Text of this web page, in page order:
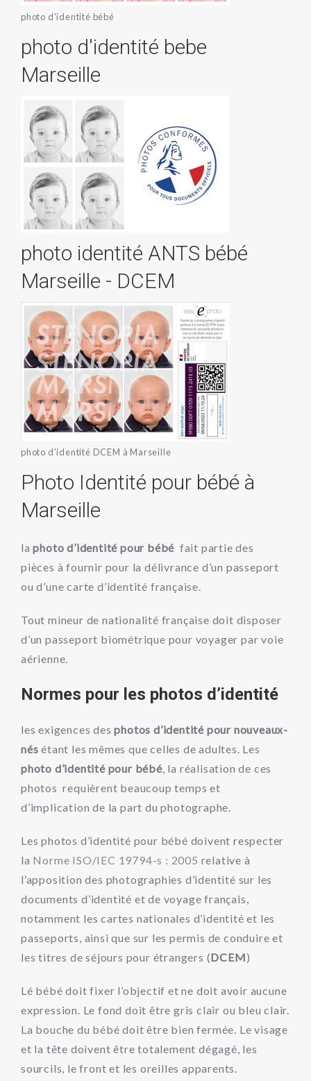
photo d'identité bébé
photo d'identité bebe
Marseille
photo identité ANTS bébé
Marseille - DCEM
photo d'identité DCEM à Marseille
Photo Identité pour bébé à
Marseille
laphoto d’identité pour bébé fait partie des
pièces à fournir pour la délivrance d’un passeport
ou d’une carte d’identité française.
Tout mineur de nationalité française doit disposer
d’un passeport biométrique pour voyager par voie
aérienne.
Normes pour les photos d’identité
les exigences desphotos d’identité pour nouveaux-
nés étant les mêmes que celles de adultes. Les
photo d’identité pour bébé, la réalisation de ces
photos requièrent beaucoup temps et
d’implication de la part du photographe.
Les photos d’identité pour bébé doivent respecter
la Norme ISO/IEC 19794-s : 2005 relative à
l’apposition des photographies d’identité sur les
documents d’identité et de voyage français,
notamment les cartes nationales d’identité et les
passeports, ainsi que sur les permis de conduire et
les titres de séjours pour étrangers (DCEM)
Lé bébé doit fixer l’objectif et ne doit avoir aucune
expression. Le fond doit être gris clair ou bleu clair.
La bouche du bébé doit être bien fermée. Le visage
et la tête doivent être totalement dégagé, les
sourcils, le front et les oreilles apparents.